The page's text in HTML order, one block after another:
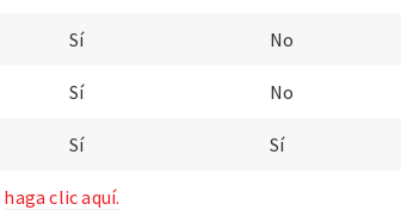
Sí No
Sí No
Sí Sí
haga clic aquí.